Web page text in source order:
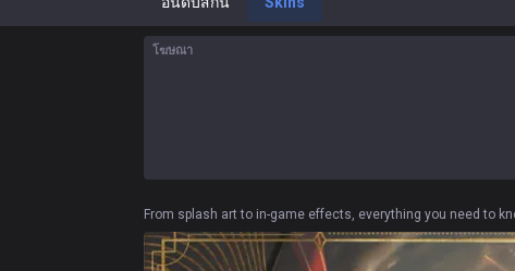
โฆษณา
From splash art to in-game effects, everything you need to